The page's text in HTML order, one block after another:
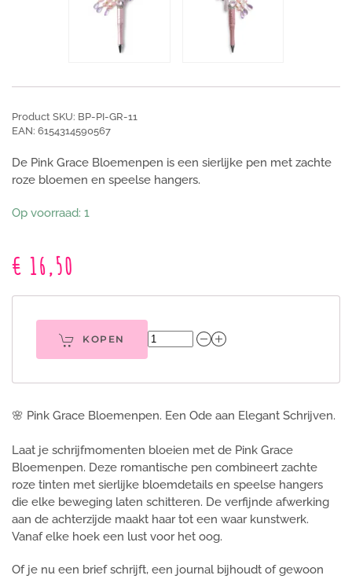
Product SKU: BP-PI-GR-11
EAN: 6154314590567
De Pink Grace Bloemenpen is een sierlijke pen met zachte
roze bloemen en speelse hangers.
Op voorraad: 1
€ 16,50
KOPEN
🌸 Pink Grace Bloemenpen. Een Ode aan Elegant Schrijven.
Laat je schrijfmomenten bloeien met de Pink Grace
Bloemenpen. Deze romantische pen combineert zachte
roze tinten met sierlijke bloemdetails en speelse hangers
die elke beweging laten schitteren. De verfijnde afwerking
aan de achterzijde maakt haar tot een waar kunstwerk.
Vanaf elke hoek een lust voor het oog.
Of je nu een brief schrijft, een journal bijhoudt of gewoon